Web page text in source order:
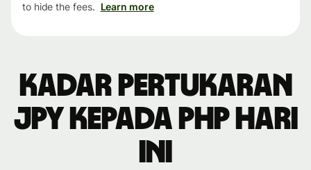
to hide the fees. Learn more
Kadar pertukaran
JPY kepada PHP hari
ini